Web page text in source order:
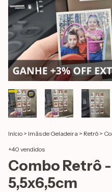
Início > Imãs de Geladeira > Retrô >
+40 vendidos
Combo Retrô
5,5x6,5cm